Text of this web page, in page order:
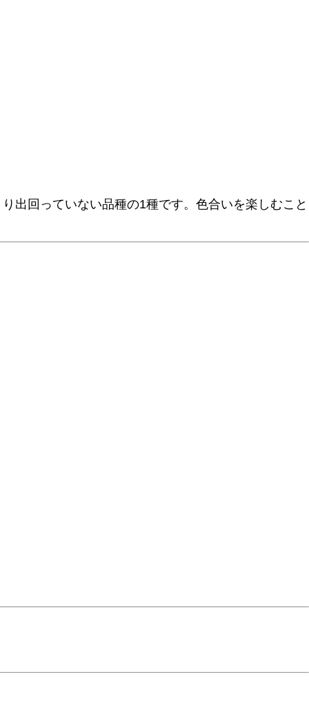
出回っていない品種の1種です。色合いを楽しむこと